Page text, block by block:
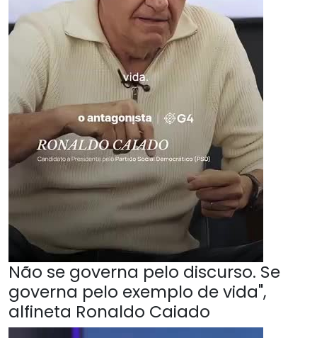
Não se governa pelo discurso. Se
governa pelo exemplo de vida",
alfineta Ronaldo Caiado